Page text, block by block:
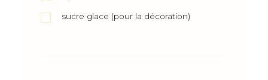
sucre glace (pour la décoration)